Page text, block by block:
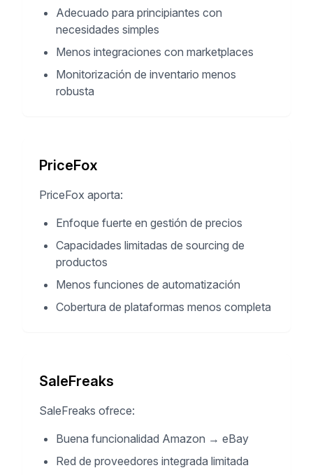
Adecuado para principiantes con
necesidades simples
Menos integraciones con marketplaces
Monitorización de inventario menos
robusta
PriceFox
PriceFox aporta:
Enfoque fuerte en gestión de precios
Capacidades limitadas de sourcing de
productos
Menos funciones de automatización
Cobertura de plataformas menos completa
SaleFreaks
SaleFreaks ofrece:
Buena funcionalidad Amazon → eBay
Red de proveedores integrada limitada